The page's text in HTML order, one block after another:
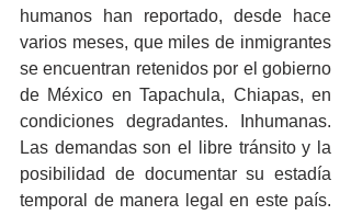
humanos han reportado, desde hace
varios meses, que miles de inmigrantes
se encuentran retenidos por el gobierno
de México en Tapachula, Chiapas, en
condiciones degradantes. Inhumanas.
Las demandas son el libre tránsito y la
posibilidad de documentar su estadía
temporal de manera legal en este país.